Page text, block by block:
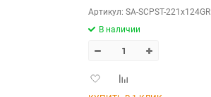
Артикул: SA-SCPST-221x124GR
В наличии
ДобавитьДобавить